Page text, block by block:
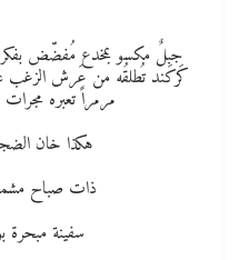
جبلٌ مكسو بمخدع مُفضّض بفكرة
كَركَند تُطلقُه من عَرش الزغب
مرمراً تعبره
هكذا خان
ذات صباح
سفينة مبحرة